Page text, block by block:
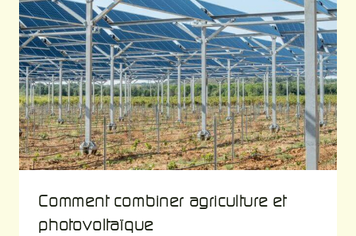
Comment combiner agriculture et
photovoltaïque